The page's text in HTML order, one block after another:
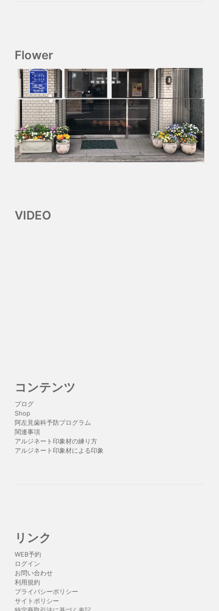
Flower
VIDEO
コンテンツ
ブログ
Shop
阿左見歯科予防プログラム
関連事項
アルジネート印象材の練り方
アルジネート印象材による印象
リンク
WEB予約
ログイン
お問い合わせ
利用規約
プライバシーポリシー
サイトポリシー